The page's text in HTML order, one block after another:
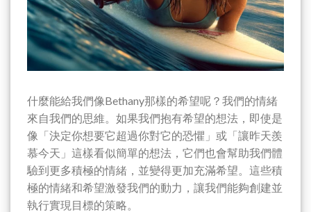
什麼能給我們像Bethany那樣的希望呢？我們的情緒
來自我們的思維。如果我們抱有希望的想法，即使是
像「決定你想要它超過你對它的恐懼」或「讓昨天羨
慕今天」這樣看似簡單的想法，它們也會幫助我們體
驗到更多積極的情緒，並變得更加充滿希望。這些積
極的情緒和希望激發我們的動力，讓我們能夠創建並
執行實現目標的策略。